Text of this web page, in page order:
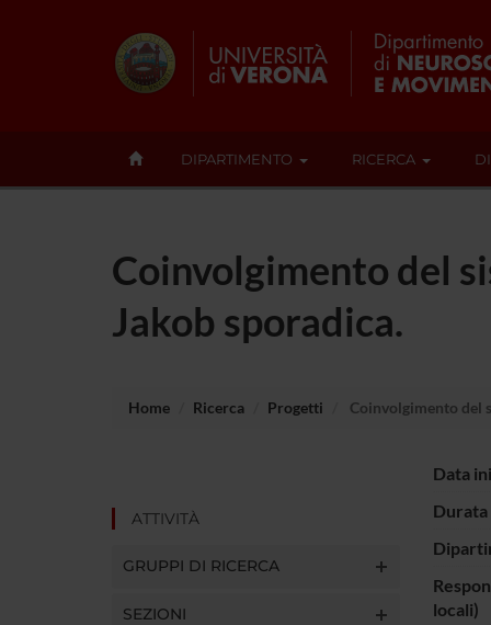
DIPARTIMENTO RICERCA
Coinvolgimento del
Jakob sporadica.
Home Ricerca Progetti Coinvolgimento del
ATTIVITÀ
GRUPPI DI RICERCA
SEZIONI
Data
Durata
locali)